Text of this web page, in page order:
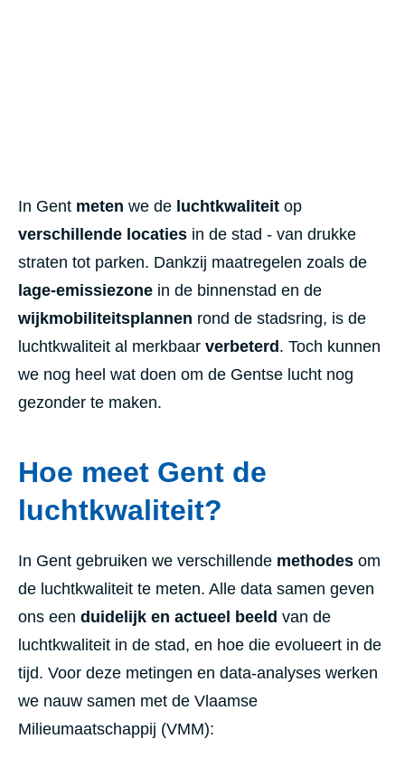
In Gent meten we de luchtkwaliteit op
verschillende locaties in de stad - van drukke
straten tot parken. Dankzij maatregelen zoals de
lage-emissiezone in de binnenstad en de
wijkmobiliteitsplannen rond de stadsring, is de
luchtkwaliteit al merkbaar verbeterd. Toch kunnen
we nog heel wat doen om de Gentse lucht nog
gezonder te maken.
Hoe meet Gent de
luchtkwaliteit?
In Gent gebruiken we verschillende methodes om
de luchtkwaliteit te meten. Alle data samen geven
ons een duidelijk en actueel beeld van de
luchtkwaliteit in de stad, en hoe die evolueert in de
tijd. Voor deze metingen en data-analyses werken
we nauw samen met de Vlaamse
Milieumaatschappij (VMM):